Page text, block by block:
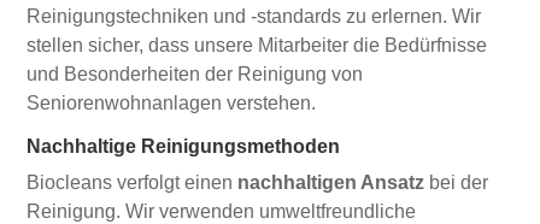
Reinigungstechniken und -standards zu erlernen. Wir
stellen sicher, dass unsere Mitarbeiter die Bedürfnisse
und Besonderheiten der Reinigung von
Seniorenwohnanlagen verstehen.
Nachhaltige Reinigungsmethoden
Biocleans verfolgt einen nachhaltigen Ansatz bei der
Reinigung. Wir verwenden umweltfreundliche